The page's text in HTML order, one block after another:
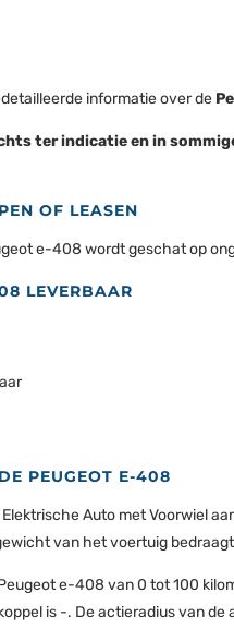
informatie over de
ter indicatie en in
OF LEASEN
e-408 wordt geschat op
LEVERBAAR
PEUGEOT E-408
Auto met Voorwiel
van het voertuig
e-408 van 0 tot 100
is -. De actieradius van